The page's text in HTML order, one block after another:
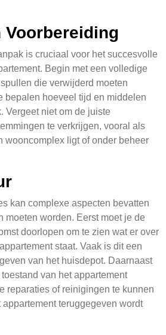
Voorbereiding
is cruciaal voor het succesvolle
Begin met een volledige
die verwijderd moeten
bepalen hoeveel tijd en middelen
Vergeet niet om de juiste
te verkrijgen, vooral als
wooncomplex ligt of onder beheer
kan complexe aspecten bevatten
moeten worden. Eerst moet je de
doorlopen om te zien wat er over
staat. Vaak is dit een
van het huisdepot. Daarnaast
van het appartement
reparaties of reinigingen te kunnen
teruggegeven wordt